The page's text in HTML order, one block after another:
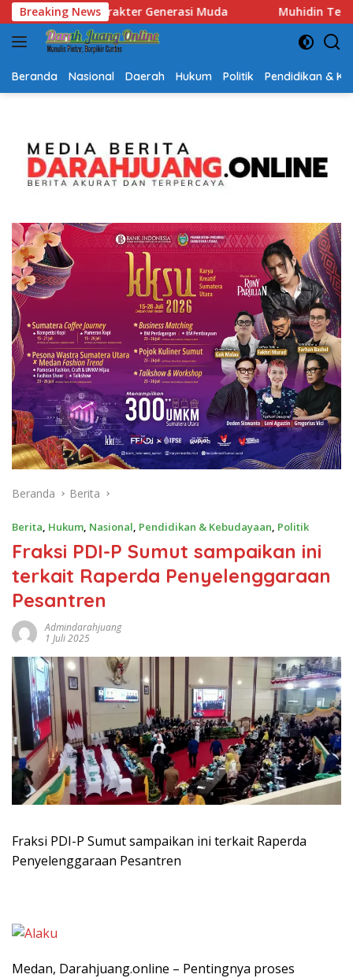
Langsung
ke
konten
Breaking News
Muhidin Tegaskan Penempatan Pejabat Kalsel
Beranda Nasional Daerah Hukum Politik Pendidikan &
Beranda Berita
Berita, Hukum, Nasional, Pendidikan & Kebudayaan, Politik
Fraksi PDI-P Sumut sampaikan ini
terkait Raperda Penyelenggaraan
Pesantren
Admindarahjuang
1 Juli 2025
Fraksi PDI-P Sumut sampaikan ini terkait Raperda
Penyelenggaraan Pesantren
Medan, Darahjuang.online – Pentingnya proses